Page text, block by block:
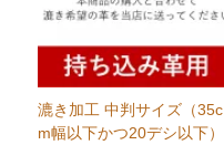
漉き加工 中判サイズ（35c
m幅以下かつ20デシ以下）